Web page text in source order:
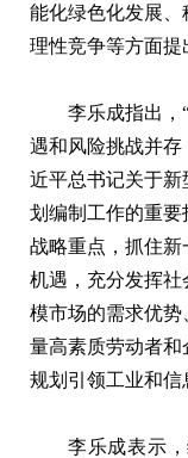
能化绿色化发展
理性竞争等方面提
李乐成指出，
遇和风险挑战并存
近平总书记关于新
划编制工作的重
战略重点，抓住
机遇，充分发挥
模市场的需求优
量高素质劳动者
规划引领工业和信
李乐成表示